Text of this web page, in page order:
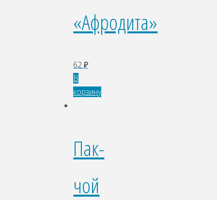
«Афродита»
62₽
В
корзину
Пак-
чой